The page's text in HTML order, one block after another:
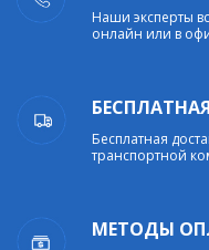
Наши эксперты
онлайн или в
Бесплатная
транспортной
МЕТОДЫ